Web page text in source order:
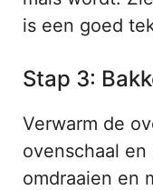
is een goed
Stap 3:
Verwarm de
ovenschaal
omdraaien en